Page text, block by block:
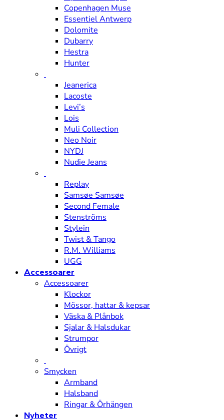
Copenhagen Muse
Essentiel Antwerp
Dolomite
Dubarry
Hestra
Hunter
Jeanerica
Lacoste
Levi’s
Lois
Muli Collection
Neo Noir
NYDJ
Nudie Jeans
Replay
Samsøe Samsøe
Second Female
Stenströms
Stylein
Twist & Tango
R.M. Williams
UGG
Accessoarer
Accessoarer
Klockor
Mössor, hattar & kepsar
Väska & Plånbok
Sjalar & Halsdukar
Strumpor
Övrigt
Smycken
Armband
Halsband
Ringar & Örhängen
Nyheter